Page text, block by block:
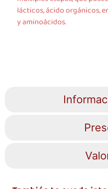
lácticos, ácido orgánicos,
y aminoácidos.